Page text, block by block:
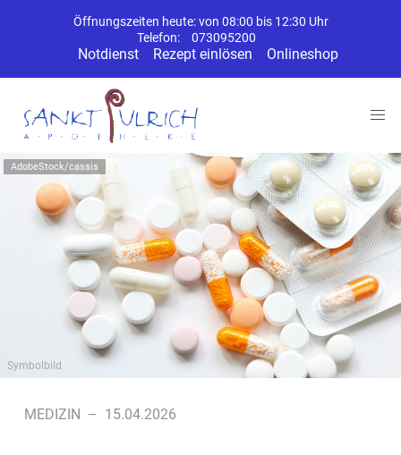
Öffnungszeiten heute: von 08:00 bis 12:30 Uhr
Telefon:
073095200
Notdienst Rezept einlösen Onlineshop
AdobeStock/cassis
Symbolbild
MEDIZIN – 15.04.2026